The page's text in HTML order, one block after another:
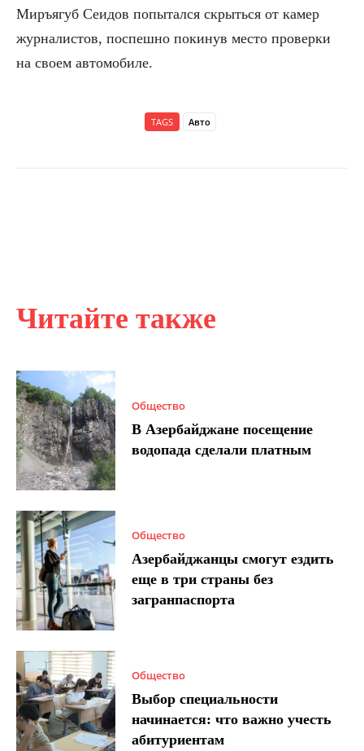
Читайте также
Общество
В Азербайджане посещение
водопада сделали платным
Общество
Азербайджанцы смогут ездить
еще в три страны без
загранпаспорта
Общество
Выбор специальности
начинается: что важно учесть
абитуриентам
Миръягуб Сеидов попытался скрыться от камер
журналистов, поспешно покинув место проверки
на своем автомобиле.
TAGS Авто